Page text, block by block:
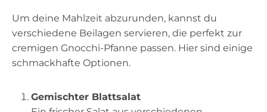
Um deine Mahlzeit abzurunden, kannst du
verschiedene Beilagen servieren, die perfekt zur
cremigen Gnocchi-Pfanne passen. Hier sind einige
schmackhafte Optionen.
Gemischter Blattsalat